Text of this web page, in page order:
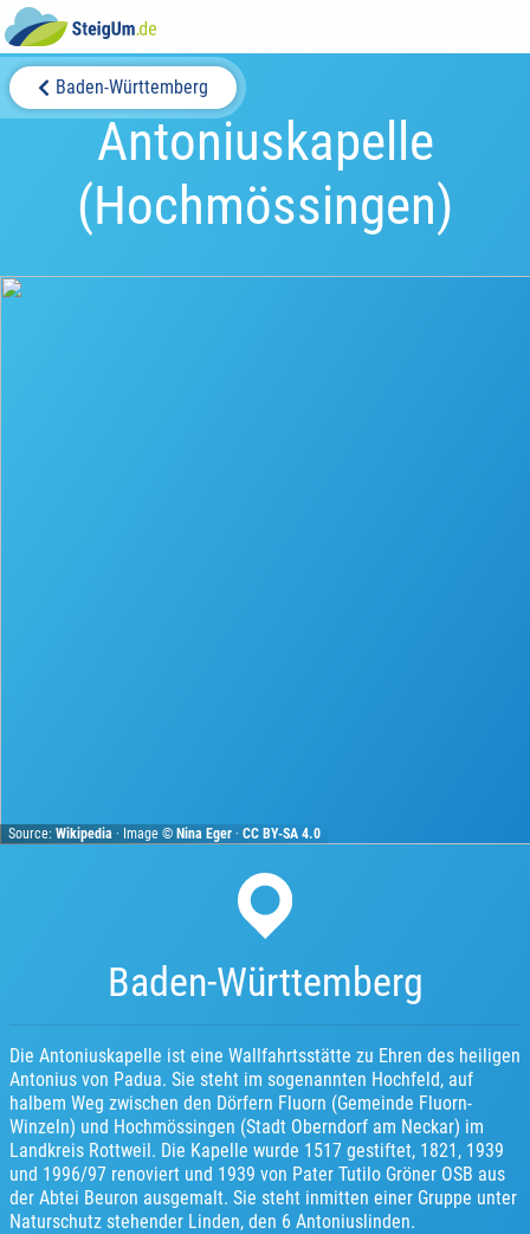
Baden-Württemberg
Antoniuskapelle
(Hochmössingen)
Source:Wikipedia · Image ©Nina Eger ·CC BY-SA 4.0
Baden-Württemberg
Die Antoniuskapelle ist eine Wallfahrtsstätte zu Ehren des heiligen
Antonius von Padua. Sie steht im sogenannten Hochfeld, auf
halbem Weg zwischen den Dörfern Fluorn (Gemeinde Fluorn-
Winzeln) und Hochmössingen (Stadt Oberndorf am Neckar) im
Landkreis Rottweil. Die Kapelle wurde 1517 gestiftet, 1821, 1939
und 1996/97 renoviert und 1939 von Pater Tutilo Gröner OSB aus
der Abtei Beuron ausgemalt. Sie steht inmitten einer Gruppe unter
Naturschutz stehender Linden, den 6 Antoniuslinden.